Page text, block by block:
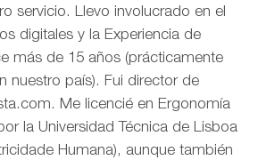
servicio. Llevo involucrado en el
digitales y la Experiencia de
más de 15 años (prácticamente
nuestro país). Fui director de
Me licencié en Ergonomía
la Universidad Técnica de Lisboa
Humana), aunque también